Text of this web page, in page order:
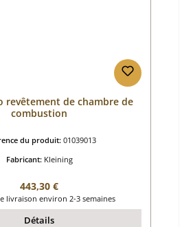
revêtement de chambre de
combustion
du produit: 01039013
Fabricant: Kleining
Prix régulier :
443,30 €
livraison environ 2-3 semaines
Détails